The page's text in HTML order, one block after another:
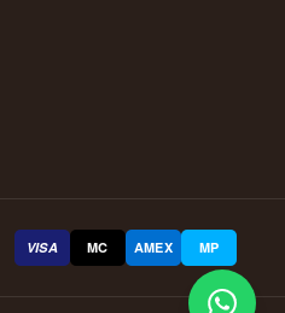
VISA MC AMEX MP